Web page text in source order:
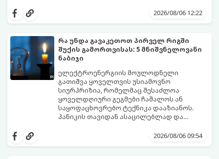
2026/08/06 12:22
რა უნდა გავაკეთოთ პირველ რიგში
შუქის გამორთვისას: 5 მნიშვნელოვანი
ნაბიჯი
ელექტროენერგიის მოულოდნელი
გათიშვა ყოველთვის უსიამოვნო
სიურპრიზია, რომელმაც შესაძლოა
ყოველდღიური გეგმები ჩაშალოს ან
საყოფაცხოვრებო ტექნიკა დააზიანოს.
პანიკის თავიდან ასაცილებლად და
უზრუნველსაყოფად, მნიშვნელოვანია
რომლებიც შუქის ქრობისთანავე
2026/08/06 09:54